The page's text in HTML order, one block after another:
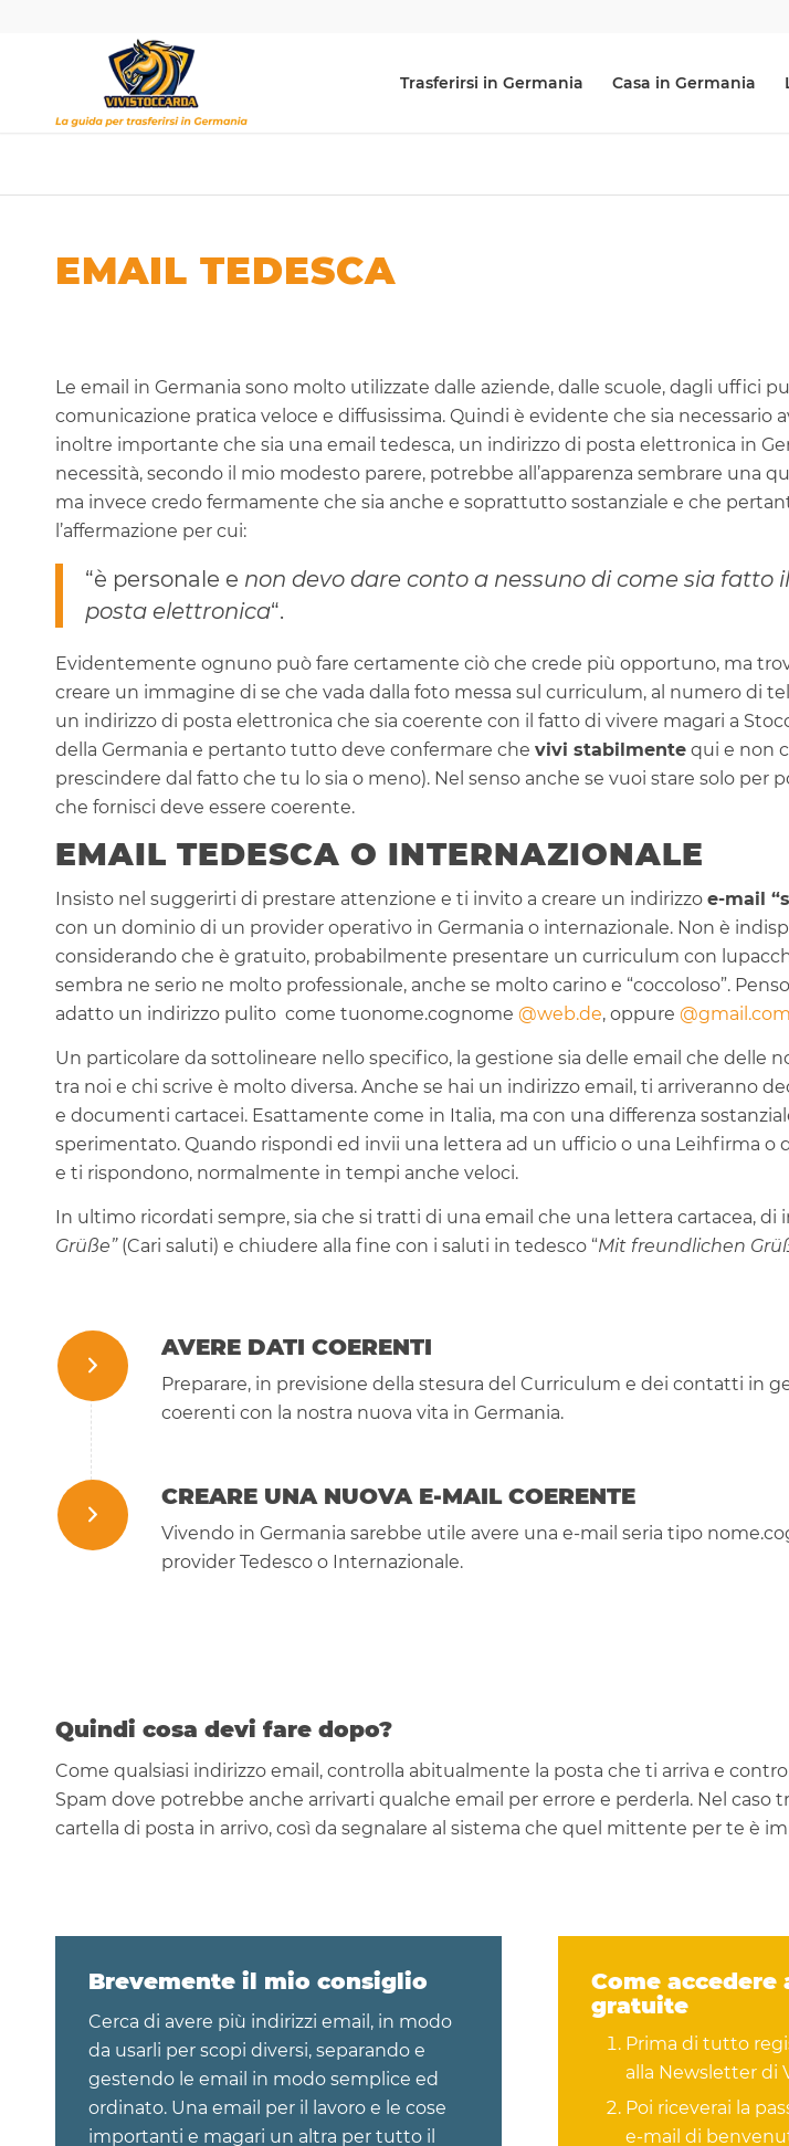
Trasferirsi in Germania Casa in Germania
EMAIL TEDESCA
Le email in Germania sono molto utilizzate dalle aziende, dalle scuole, dagli uffici
comunicazione pratica veloce e diffusissima. Quindi è evidente che sia necessario
inoltre importante che sia una email tedesca, un indirizzo di posta elettronica in
necessità, secondo il mio modesto parere, potrebbe all’apparenza sembrare una
ma invece credo fermamente che sia anche e soprattutto sostanziale e che
l’affermazione per cui:
“è personale e non devo dare conto a nessuno di come sia fatto
posta elettronica“.
Evidentemente ognuno può fare certamente ciò che crede più opportuno, ma
creare un immagine di se che vada dalla foto messa sul curriculum, al numero di
un indirizzo di posta elettronica che sia coerente con il fatto di vivere magari a
della Germania e pertanto tutto deve confermare che vivi stabilmente qui e non
prescindere dal fatto che tu lo sia o meno). Nel senso anche se vuoi stare solo per
che fornisci deve essere coerente.
EMAIL TEDESCA O INTERNAZIONALE
Insisto nel suggerirti di prestare attenzione e ti invito a creare un indirizzo e-mail
con un dominio di un provider operativo in Germania o internazionale. Non è
considerando che è gratuito, probabilmente presentare un curriculum con
sembra ne serio ne molto professionale, anche se molto carino e “coccoloso”.
adatto un indirizzo pulito come tuonome.cognome @web.de, oppure @gmail.com
Un particolare da sottolineare nello specifico, la gestione sia delle email che delle
tra noi e chi scrive è molto diversa. Anche se hai un indirizzo email, ti arriveranno
e documenti cartacei. Esattamente come in Italia, ma con una differenza
sperimentato. Quando rispondi ed invii una lettera ad un ufficio o una Leihfirma o
e ti rispondono, normalmente in tempi anche veloci.
In ultimo ricordati sempre, sia che si tratti di una email che una lettera cartacea, di
Grüße”(Cari saluti) e chiudere alla fine con i saluti in tedesco “Mit freundlichen
AVERE DATI COERENTI
Preparare, in previsione della stesura del Curriculum e dei contatti in
coerenti con la nostra nuova vita in Germania.
CREARE UNA NUOVA E-MAIL COERENTE
Vivendo in Germania sarebbe utile avere una e-mail seria tipo
provider Tedesco o Internazionale.
Quindi cosa devi fare dopo?
Come qualsiasi indirizzo email, controlla abitualmente la posta che ti arriva e
Spam dove potrebbe anche arrivarti qualche email per errore e perderla. Nel caso
cartella di posta in arrivo, così da segnalare al sistema che quel mittente per te è
Brevemente il mio consiglio
Cerca di avere più indirizzi email, in modo
da usarli per scopi diversi, separando e
gestendo le email in modo semplice ed
ordinato. Una email per il lavoro e le cose
importanti e magari un altra per tutto il
Come accedere
gratuite
Prima di tutto
alla Newsletter di
Poi riceverai la
e-mail di